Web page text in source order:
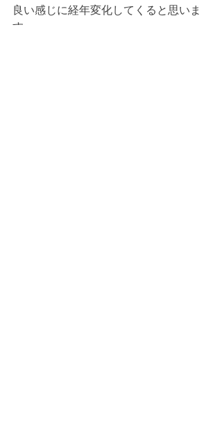
良い感じに経年変化してくると思いま
す。